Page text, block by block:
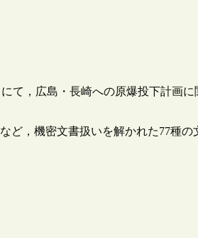
て，広島・長崎への原爆投下計画に
，機密文書扱いを解かれた77種の